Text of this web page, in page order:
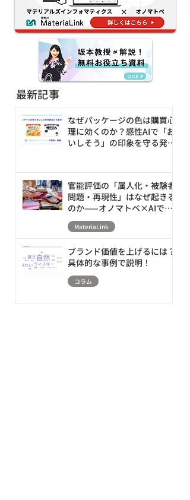
最新記事
なぜパッケージの色は購買心
理に効くのか？感性AIで「お
いしそう」の印象を守る発売
官能評価の「属人化・被験者
問題・再現性」はなぜ起きる
のか——オノマトペ×AIで素
材の触感を数値化・シミュレ
ーションする新アプローチ
MateriaLink
ブランド価値を上げるには？
具体的な事例で説明！
コラム